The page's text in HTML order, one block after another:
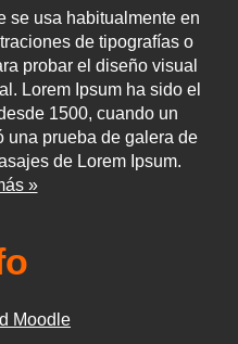
se usa habitualmente en
de tipografías o
probar el diseño visual
Lorem Ipsum ha sido el
1500, cuando un
una prueba de galera de
de Lorem Ipsum.
»
Moodle